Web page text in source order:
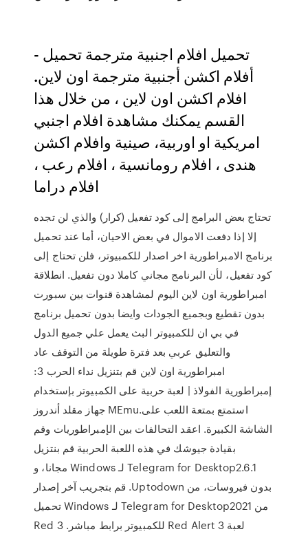
تحميل افلام اجنبية مترجمة تحميل -
أفلام اكشن أجنبية مترجمة اون لاين.
افلام اكشن اون لاين ، من خلال هذا
القسم يمكنك مشاهدة افلام اجنبي
امريكية او اوربية، صينية وافلام اكشن
هندى ، افلام رومانسية ، افلام رعب ،
افلام دراما
تحتاج بعض البرامج إلى كود تفعيل (كرار) والذي لن تجده
إلا إذا دفعت الاموال في بعض الاحيان، أما عند تحميل
برنامج الامبراطورية اخر اصدار للكمبيوتر، فلن تحتاج إلى
كود تفعيل، لأن البرنامج مجاني كاملا دون تفعيل. انطلاقة
امبراطورية اون لاين اليوم لمشاهدة قنوات بين سبورت
بدون تقطيع وبجميع الجودات وايضا بدون تحميل برنامج
في بي ان للكمبيوتر البث يعمل علي جميع الدول
والتعليق عربي بعد فترة طويلة من التوقف عاد
امبراطورية اون لاين قم بتنزيل نداء الحرب 3:
إمبراطورية الفولاذ | لعبة حربية على الكمبيوتر بإستخدام
جهاز مقلد أندروز MEmu.استمتع بمتعة اللعب على
الشاشة الكبيرة. اعقد التحالفات بين الإمبراطوريات وقم
بقيادة جيوشك في هذه اللعبة الحربية ‫قم بنتزيل
Telegram for Desktop2.6.1 لـ Windows مجانا، و
بدون فيروسات، من Uptodown. قم بتجريب آخر إصدار
من Telegram for Desktop2021 لـ Windows تحميل
لعبة Red Alert 3 للكمبيوتر برابط مباشر. 3 Red